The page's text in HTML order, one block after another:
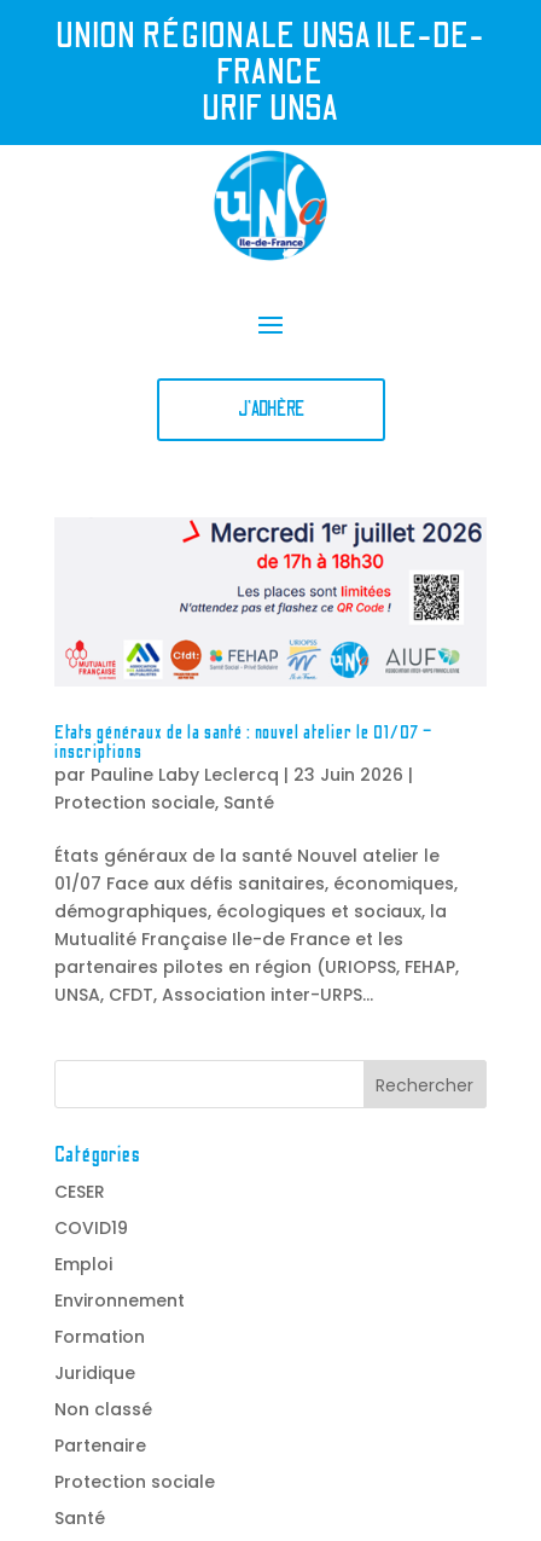
UNION RÉGIONALE UNSA ILE-DE-
FRANCE
URIF UNSA
J'ADHÈRE
Etats généraux de la santé : nouvel atelier le 01/07 –
inscriptions
par Pauline Laby Leclercq | 23 Juin 2026 |
Protection sociale, Santé
États généraux de la santé Nouvel atelier le
01/07 Face aux défis sanitaires, économiques,
démographiques, écologiques et sociaux, la
Mutualité Française Ile-de France et les
partenaires pilotes en région (URIOPSS, FEHAP,
UNSA, CFDT, Association inter-URPS...
Catégories
CESER
COVID19
Emploi
Environnement
Formation
Juridique
Non classé
Partenaire
Protection sociale
Santé